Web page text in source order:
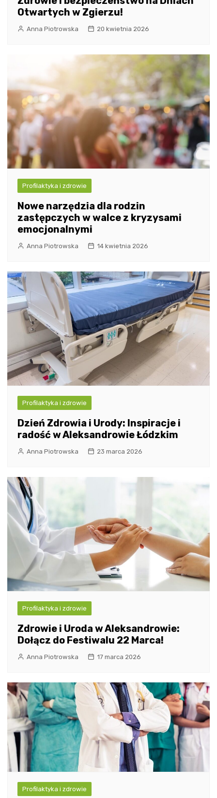
Otwartych w Zgierzu!
Anna Piotrowska 20 kwietnia 2026
Profilaktyka i zdrowie
Nowe narzędzia dla rodzin
zastępczych w walce z kryzysami
emocjonalnymi
Anna Piotrowska 14 kwietnia 2026
Profilaktyka i zdrowie
Dzień Zdrowia i Urody: Inspiracje i
radość w Aleksandrowie Łódzkim
Anna Piotrowska 23 marca 2026
Profilaktyka i zdrowie
Zdrowie i Uroda w Aleksandrowie:
Dołącz do Festiwalu 22 Marca!
Anna Piotrowska 17 marca 2026
Profilaktyka i zdrowie